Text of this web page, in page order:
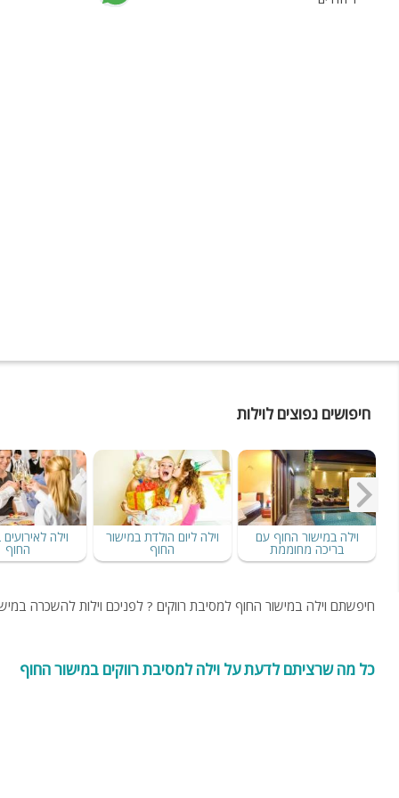
חיפושים נפוצים לוילות
וילה במישור החוף עם
בריכה מחוממת
וילה ליום הולדת במישור
החוף
וילה
החוף
חיפשתם וילה במישור החוף למסיבת רווקים ? לפניכם וילות להשכרה
כל מה שרציתם לדעת על וילה למסיבת רווקים במישור החוף